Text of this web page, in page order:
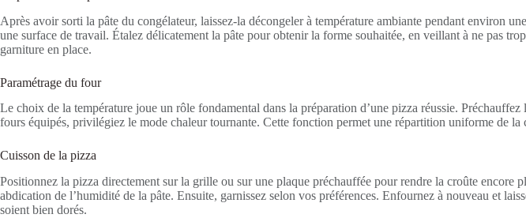
Après avoir sorti la pâte du congélateur, laissez-la décongeler à température ambiante pendant environ
une surface de travail. Étalez délicatement la pâte pour obtenir la forme souhaitée, en veillant à ne pas
garniture en place.
Paramétrage du four
Le choix de la température joue un rôle fondamental dans la préparation d’une pizza réussie. Préchauffez
fours équipés, privilégiez le mode chaleur tournante. Cette fonction permet une répartition uniforme de
Cuisson de la pizza
Positionnez la pizza directement sur la grille ou sur une plaque préchauffée pour rendre la croûte encore
abdication de l’humidité de la pâte. Ensuite, garnissez selon vos préférences. Enfournez à nouveau et
soient bien dorés.